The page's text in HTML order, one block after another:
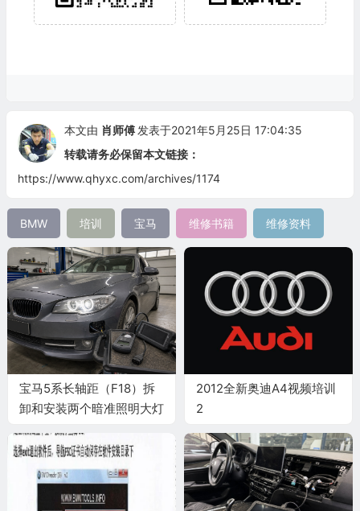
本文由 肖师傅 发表于2021年5月25日 17:04:35
转载请务必保留本文链接：
https://www.qhyxc.com/archives/1174
BMW 培训 宝马 维修书籍 维修资料
宝马5系长轴距（F18）拆
卸和安装两个暗准照明大灯
2012全新奥迪A4视频培训
2